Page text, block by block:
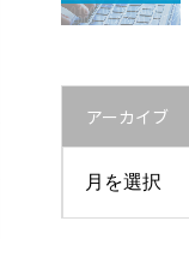
アーカイブ